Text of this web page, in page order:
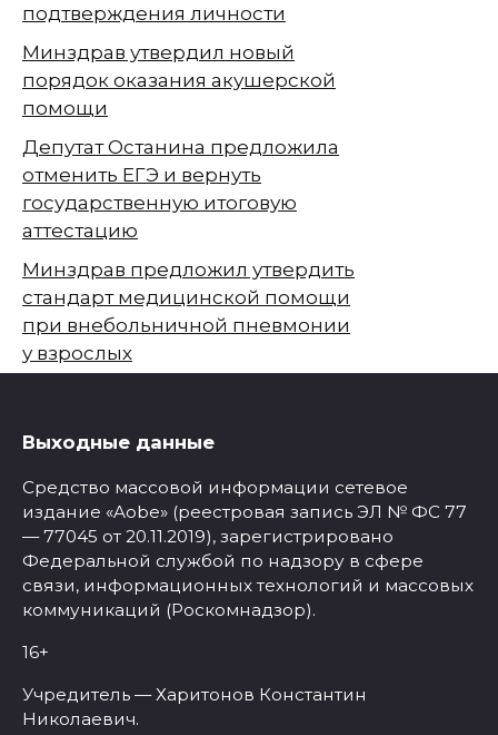
подтверждения личности
Минздрав утвердил новый
порядок оказания акушерской
помощи
Депутат Останина предложила
отменить ЕГЭ и вернуть
государственную итоговую
аттестацию
Минздрав предложил утвердить
стандарт медицинской помощи
при внебольничной пневмонии
у взрослых
Выходные данные
Средство массовой информации сетевое
издание «Aobe» (реестровая запись ЭЛ № ФС 77
— 77045 от 20.11.2019), зарегистрировано
Федеральной службой по надзору в сфере
связи, информационных технологий и массовых
коммуникаций (Роскомнадзор).
16+
Учредитель — Харитонов Константин
Николаевич.